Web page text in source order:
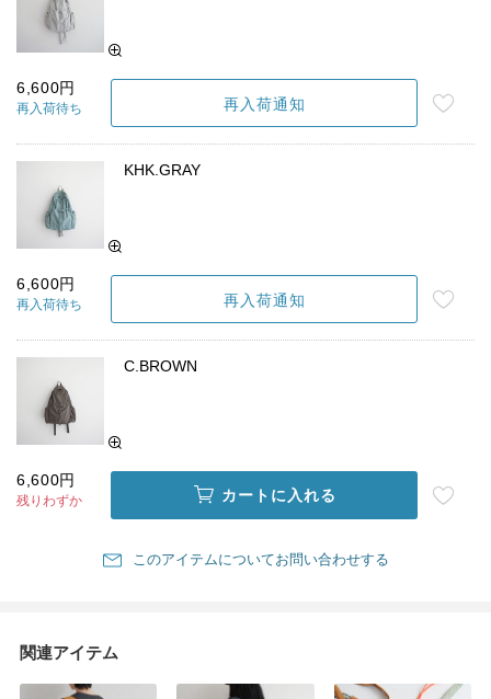
6,600円
再入荷待ち 再入荷通知
KHK.GRAY
6,600円
再入荷待ち 再入荷通知
C.BROWN
6,600円
残りわずか カートに入れる
このアイテムについてお問い合わせする
関連アイテム